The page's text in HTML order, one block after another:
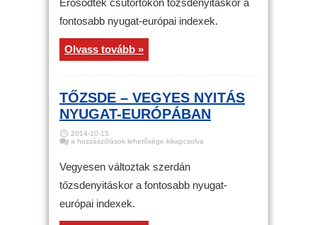
Nyugat-
bejegyzéshez
fontosabb nyugat-európai indexek.
Olvass tovább »
TŐZSDE – VEGYES NYITÁS
NYUGAT-EURÓPÁBAN
2014-10-15
Tőzsde
nyitás
Nyugat-
bejegyzéshez
a hozzászólások lehetősége kikapcsolva
Vegyesen változtak szerdán
tőzsdenyitáskor a fontosabb nyugat-
európai indexek.